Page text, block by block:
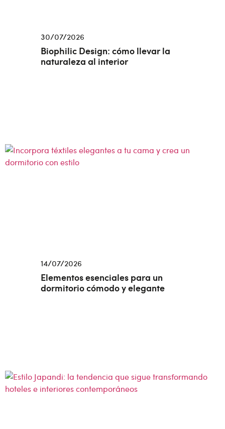
Biophilic Design: cómo llevar la
naturaleza al interior
30/07/2026
Elementos esenciales para un
dormitorio cómodo y elegante
14/07/2026